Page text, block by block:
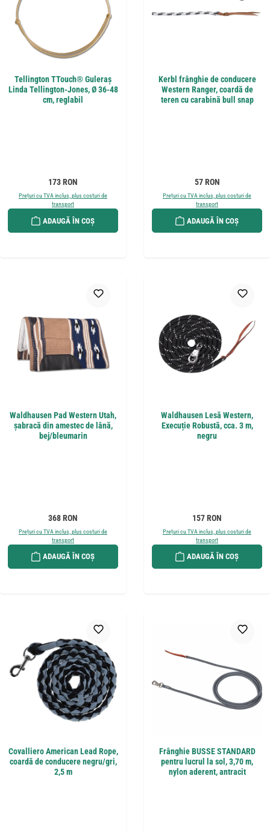
Tellington TTouch® Guleraș
Linda Tellington-Jones, Ø 36-48
cm, reglabil
Preț obișnuit:
173 RON
Prețuri cu TVA inclus, plus costuri de
transport
ADAUGĂ ÎN COȘ
Kerbl frânghie de conducere
Western Ranger, coardă de
teren cu carabină bull snap
Preț obișnuit:
57 RON
Prețuri cu TVA inclus, plus costuri de
transport
ADAUGĂ ÎN COȘ
Waldhausen Pad Western Utah,
șabracă din amestec de lână,
bej/bleumarin
Preț obișnuit:
368 RON
Prețuri cu TVA inclus, plus costuri de
transport
ADAUGĂ ÎN COȘ
Waldhausen Lesă Western,
Execuție Robustă, cca. 3 m,
negru
Preț obișnuit:
157 RON
Prețuri cu TVA inclus, plus costuri de
transport
ADAUGĂ ÎN COȘ
Covalliero American Lead Rope,
coardă de conducere negru/gri,
2,5 m
Frânghie BUSSE STANDARD
pentru lucrul la sol, 3,70 m,
nylon aderent, antracit